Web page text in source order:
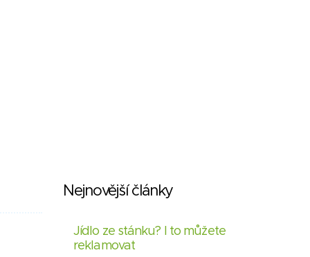
Nejnovější články
Jídlo ze stánku? I to můžete
reklamovat